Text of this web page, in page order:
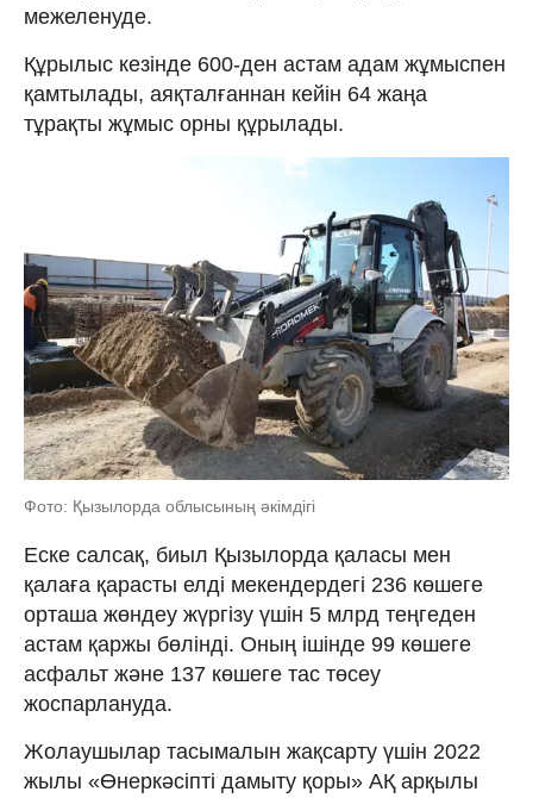
межеленуде.
Құрылыс кезінде 600-ден астам адам жұмыспен
қамтылады, аяқталғаннан кейін 64 жаңа
тұрақты жұмыс орны құрылады.
Фото: Қызылорда облысының әкімдігі
Еске салсақ, биыл Қызылорда қаласы мен
қалаға қарасты елді мекендердегі 236 көшеге
орташа жөндеу жүргізу үшін 5 млрд теңгеден
астам қаржы бөлінді. Оның ішінде 99 көшеге
асфальт және 137 көшеге тас төсеу
жоспарлануда.
Жолаушылар тасымалын жақсарту үшін 2022
жылы «Өнеркәсіпті дамыту қоры» АҚ арқылы